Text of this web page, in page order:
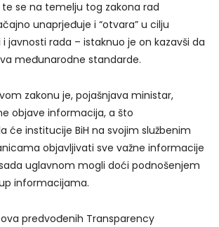
se na temelju tog zakona rad
unaprjeđuje i “otvara” u cilju
javnosti rada – istaknuo je on kazavši da
međunarodne standarde.
zakonu je, pojašnjava ministar,
objave informacija, a što
će institucije BiH na svojim službenim
objavljivati sve važne informacije
uglavnom mogli doći podnošenjem
informacijama.
predvođenih Transparency